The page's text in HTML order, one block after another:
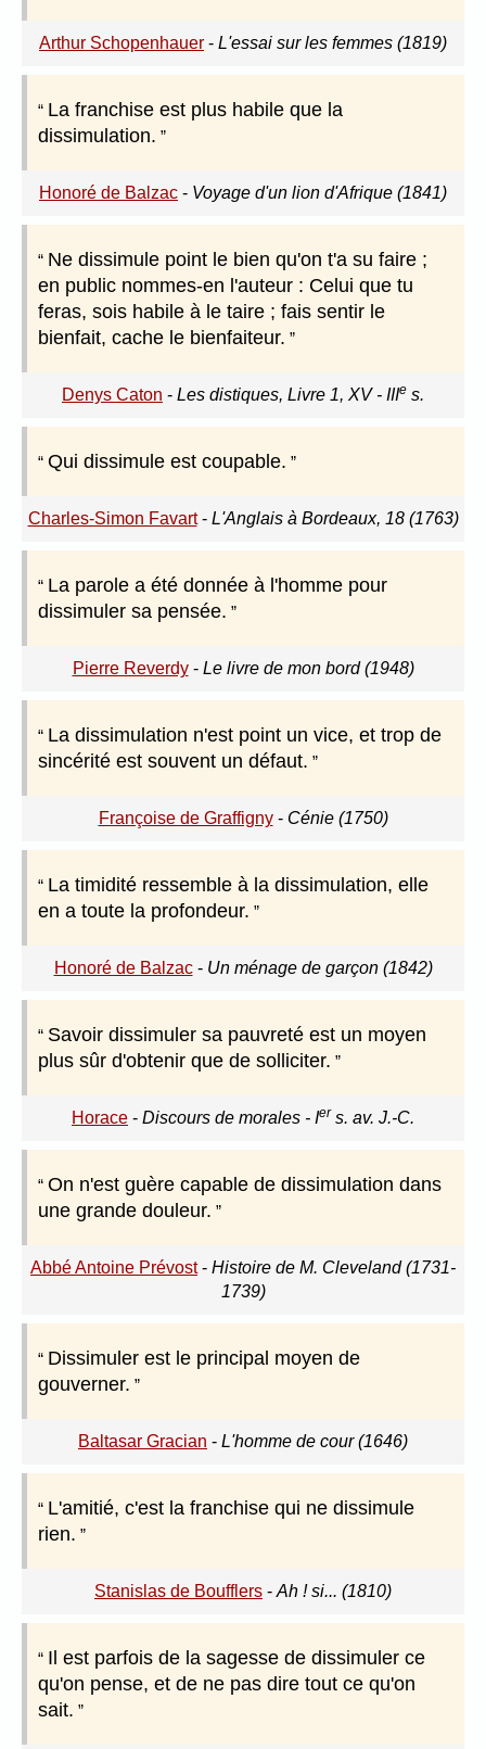
Arthur Schopenhauer - L'essai sur les femmes (1819)
La franchise est plus habile que la
dissimulation.
Honoré de Balzac - Voyage d'un lion d'Afrique (1841)
Ne dissimule point le bien qu'on t'a su faire ;
en public nommes-en l'auteur : Celui que tu
feras, sois habile à le taire ; fais sentir le
bienfait, cache le bienfaiteur.
Denys Caton - Les distiques, Livre 1, XV - IIIe s.
Qui dissimule est coupable.
Charles-Simon Favart- L'Anglais à Bordeaux, 18 (1763)
La parole a été donnée à l'homme pour
dissimuler sa pensée.
Pierre Reverdy- Le livre de mon bord (1948)
La dissimulation n'est point un vice, et trop de
sincérité est souvent un défaut.
Françoise de Graffigny- Cénie (1750)
La timidité ressemble à la dissimulation, elle
en a toute la profondeur.
Honoré de Balzac- Un ménage de garçon (1842)
Savoir dissimuler sa pauvreté est un moyen
plus sûr d'obtenir que de solliciter.
Horace - Discours de morales - Ier s. av. J.-C.
On n'est guère capable de dissimulation dans
une grande douleur.
Abbé Antoine Prévost- Histoire de M. Cleveland (1731-
1739)
Dissimuler est le principal moyen de
gouverner.
Baltasar Gracian - L'homme de cour (1646)
L'amitié, c'est la franchise qui ne dissimule
rien.
Stanislas de Boufflers - Ah ! si... (1810)
Il est parfois de la sagesse de dissimuler ce
qu'on pense, et de ne pas dire tout ce qu'on
sait.